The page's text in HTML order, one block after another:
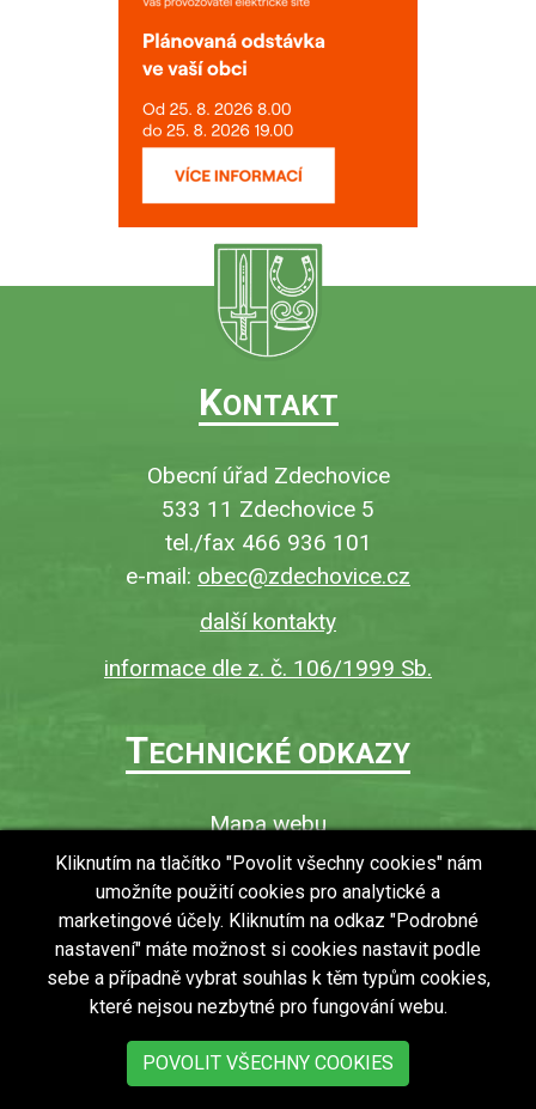
KONTAKT
Obecní úřad Zdechovice
533 11 Zdechovice 5
tel./fax 466 936 101
e-mail: obec@zdechovice.cz
další kontakty
informace dle z. č. 106/1999 Sb.
TECHNICKÉ ODKAZY
Mapa webu
O webu
Povinně zveřejňované informace
Ochrana osobních údajů (GDPR)
Vyhledávání
RSS
Bezbariérový přístup v obci
Kliknutím na tlačítko "Povolit všechny cookies" nám
umožníte použití cookies pro analytické a
marketingové účely. Kliknutím na odkaz "Podrobné
nastavení" máte možnost si cookies nastavit podle
sebe a případně vybrat souhlas k těm typům cookies,
které nejsou nezbytné pro fungování webu.
POVOLIT VŠECHNY COOKIES